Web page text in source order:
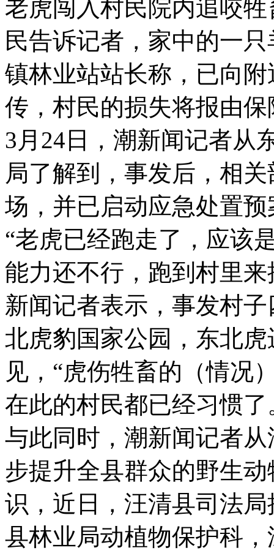
老虎闯入村民院内追咬
民告诉记者，家中的一
镇林业站站长称，已向
传，村民的损失将报由
3月24日，潮新闻记者从
局了解到，事发后，相
场，并已启动应急处置
“老虎已经跑走了，应该
能力还不行，跑到村里
新闻记者表示，事发村
北虎豹国家公园，东北
见，“虎伤牲畜的（情况
在此的村民都已经习惯了
与此同时，潮新闻记者
步提升全县群众的野生
识，近日，汪清县司法
县林业局动植物保护科